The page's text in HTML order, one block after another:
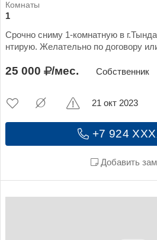
1
Срочно сниму 1-комнатную в
нтирую. Желательно по договору
25 000 /мес. Собственник
+7 924
Добавить
21 окт 2023